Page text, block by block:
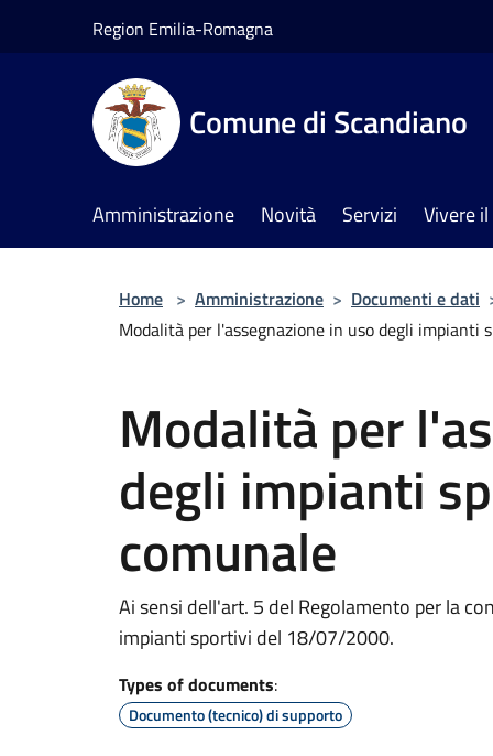
Region Emilia-Romagna
Comune di Scandiano
Amministrazione Novità Servizi Vivere
Home > Amministrazione > Documenti e dati
Modalità per l'assegnazione in uso degli impianti
Modalità per
degli impianti
comunale
Ai sensi dell'art. 5 del Regolamento per la
impianti sportivi del 18/07/2000.
Types of documents:
Documento (tecnico) di supporto